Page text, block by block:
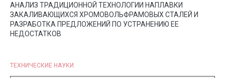
АНАЛИЗ ТРАДИЦИОННОЙ ТЕХНОЛОГИИ НАПЛАВКИ
ЗАКАЛИВАЮЩИХСЯ ХРОМОВОЛЬФРАМОВЫХ СТАЛЕЙ И
РАЗРАБОТКА ПРЕДЛОЖЕНИЙ ПО УСТРАНЕНИЮ ЕЕ
НЕДОСТАТКОВ
ТЕХНИЧЕСКИЕ НАУКИ